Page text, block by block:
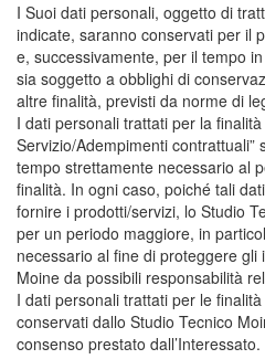
I Suoi dati personali, oggetto di
indicate, saranno conservati per il
e, successivamente, per il tempo
sia soggetto a obblighi di
altre finalità, previsti da norme di
I dati personali trattati per la
Servizio/Adempimenti contrattuali”
tempo strettamente necessario al
finalità. In ogni caso, poiché tali
fornire i prodotti/servizi, lo Studio
per un periodo maggiore, in
necessario al fine di proteggere gli
Moine da possibili responsabilità
I dati personali trattati per le
conservati dallo Studio Tecnico
consenso prestato